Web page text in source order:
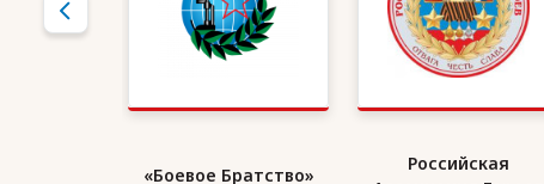
«Боевое Братство»
Российская